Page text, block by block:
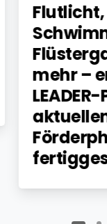
Flutlicht,
mehr –